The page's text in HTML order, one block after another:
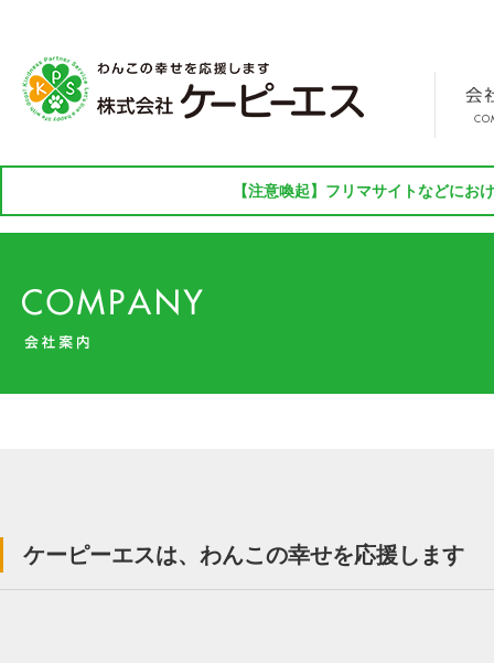
【注意喚起】フリマサイトなどにお
ケーピーエスは、わんこの幸せを応援します